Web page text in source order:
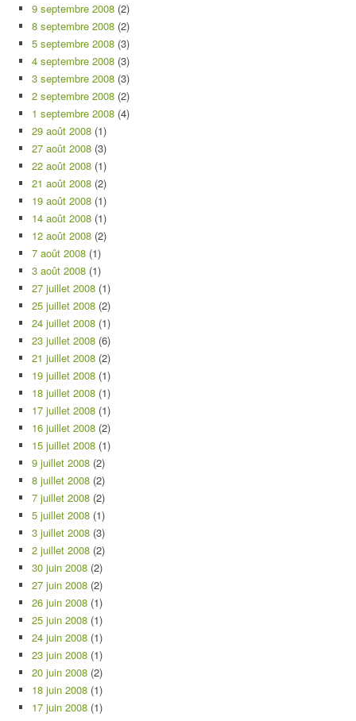
9 septembre 2008 (2)
8 septembre 2008 (2)
5 septembre 2008 (3)
4 septembre 2008 (3)
3 septembre 2008 (3)
2 septembre 2008 (2)
1 septembre 2008 (4)
29 août 2008 (1)
27 août 2008 (3)
22 août 2008 (1)
21 août 2008 (2)
19 août 2008 (1)
14 août 2008 (1)
12 août 2008 (2)
7 août 2008 (1)
3 août 2008 (1)
27 juillet 2008 (1)
25 juillet 2008 (2)
24 juillet 2008 (1)
23 juillet 2008 (6)
21 juillet 2008 (2)
19 juillet 2008 (1)
18 juillet 2008 (1)
17 juillet 2008 (1)
16 juillet 2008 (2)
15 juillet 2008 (1)
9 juillet 2008 (2)
8 juillet 2008 (2)
7 juillet 2008 (2)
5 juillet 2008 (1)
3 juillet 2008 (3)
2 juillet 2008 (2)
30 juin 2008 (2)
27 juin 2008 (2)
26 juin 2008 (1)
25 juin 2008 (1)
24 juin 2008 (1)
23 juin 2008 (1)
20 juin 2008 (2)
18 juin 2008 (1)
17 juin 2008 (1)